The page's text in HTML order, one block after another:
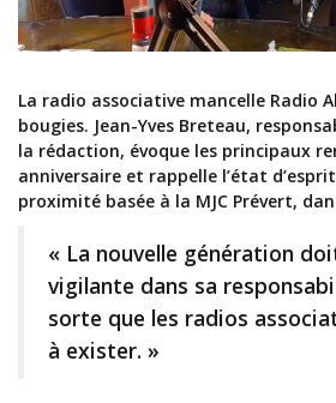
La radio associative mancelle Radio
bougies. Jean-Yves Breteau,
la rédaction, évoque les principaux
anniversaire et rappelle l’état
proximité basée à la MJC Prévert,
« La nouvelle génération
vigilante dans sa
sorte que les radios
à exister. »